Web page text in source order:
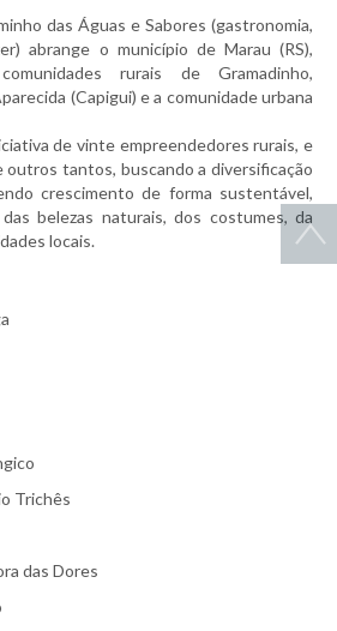
das Águas e Sabores (gastronomia,
abrange o município de Marau (RS),
rurais de Gramadinho,
(Capigui) e a comunidade urbana
de vinte empreendedores rurais, e
tantos, buscando a diversificação
crescimento de forma sustentável,
belezas naturais, dos costumes, da
locais.
Trichês
das Dores